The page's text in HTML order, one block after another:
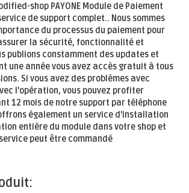
shop PAYONE Module de Paiement
de support complet.. Nous sommes
du processus du paiement pour
la sécurité, fonctionnalité et
publions constamment des updates et
une annéevous avez accès gratuit à tous
Si vous avez des problèmes avec
l'opération, vous pouvez profiter
12 mois de notre support par téléphone
également un service d'installation
entière du module dans votre shop et
service peut être commandé